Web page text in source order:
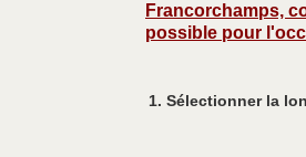
Francorchamps,
possible pour
1. Sélectionner la